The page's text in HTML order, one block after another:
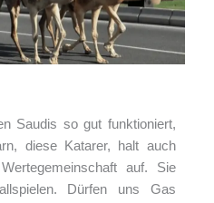
Saudis so gut funktioniert,
diese Katarer, halt auch
auf. Sie
Dürfen uns Gas